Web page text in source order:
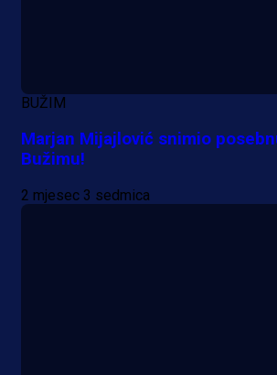
BUŽIM
Marjan Mijajlović snimio
Bužimu!
2 mjesec 3 sedmica